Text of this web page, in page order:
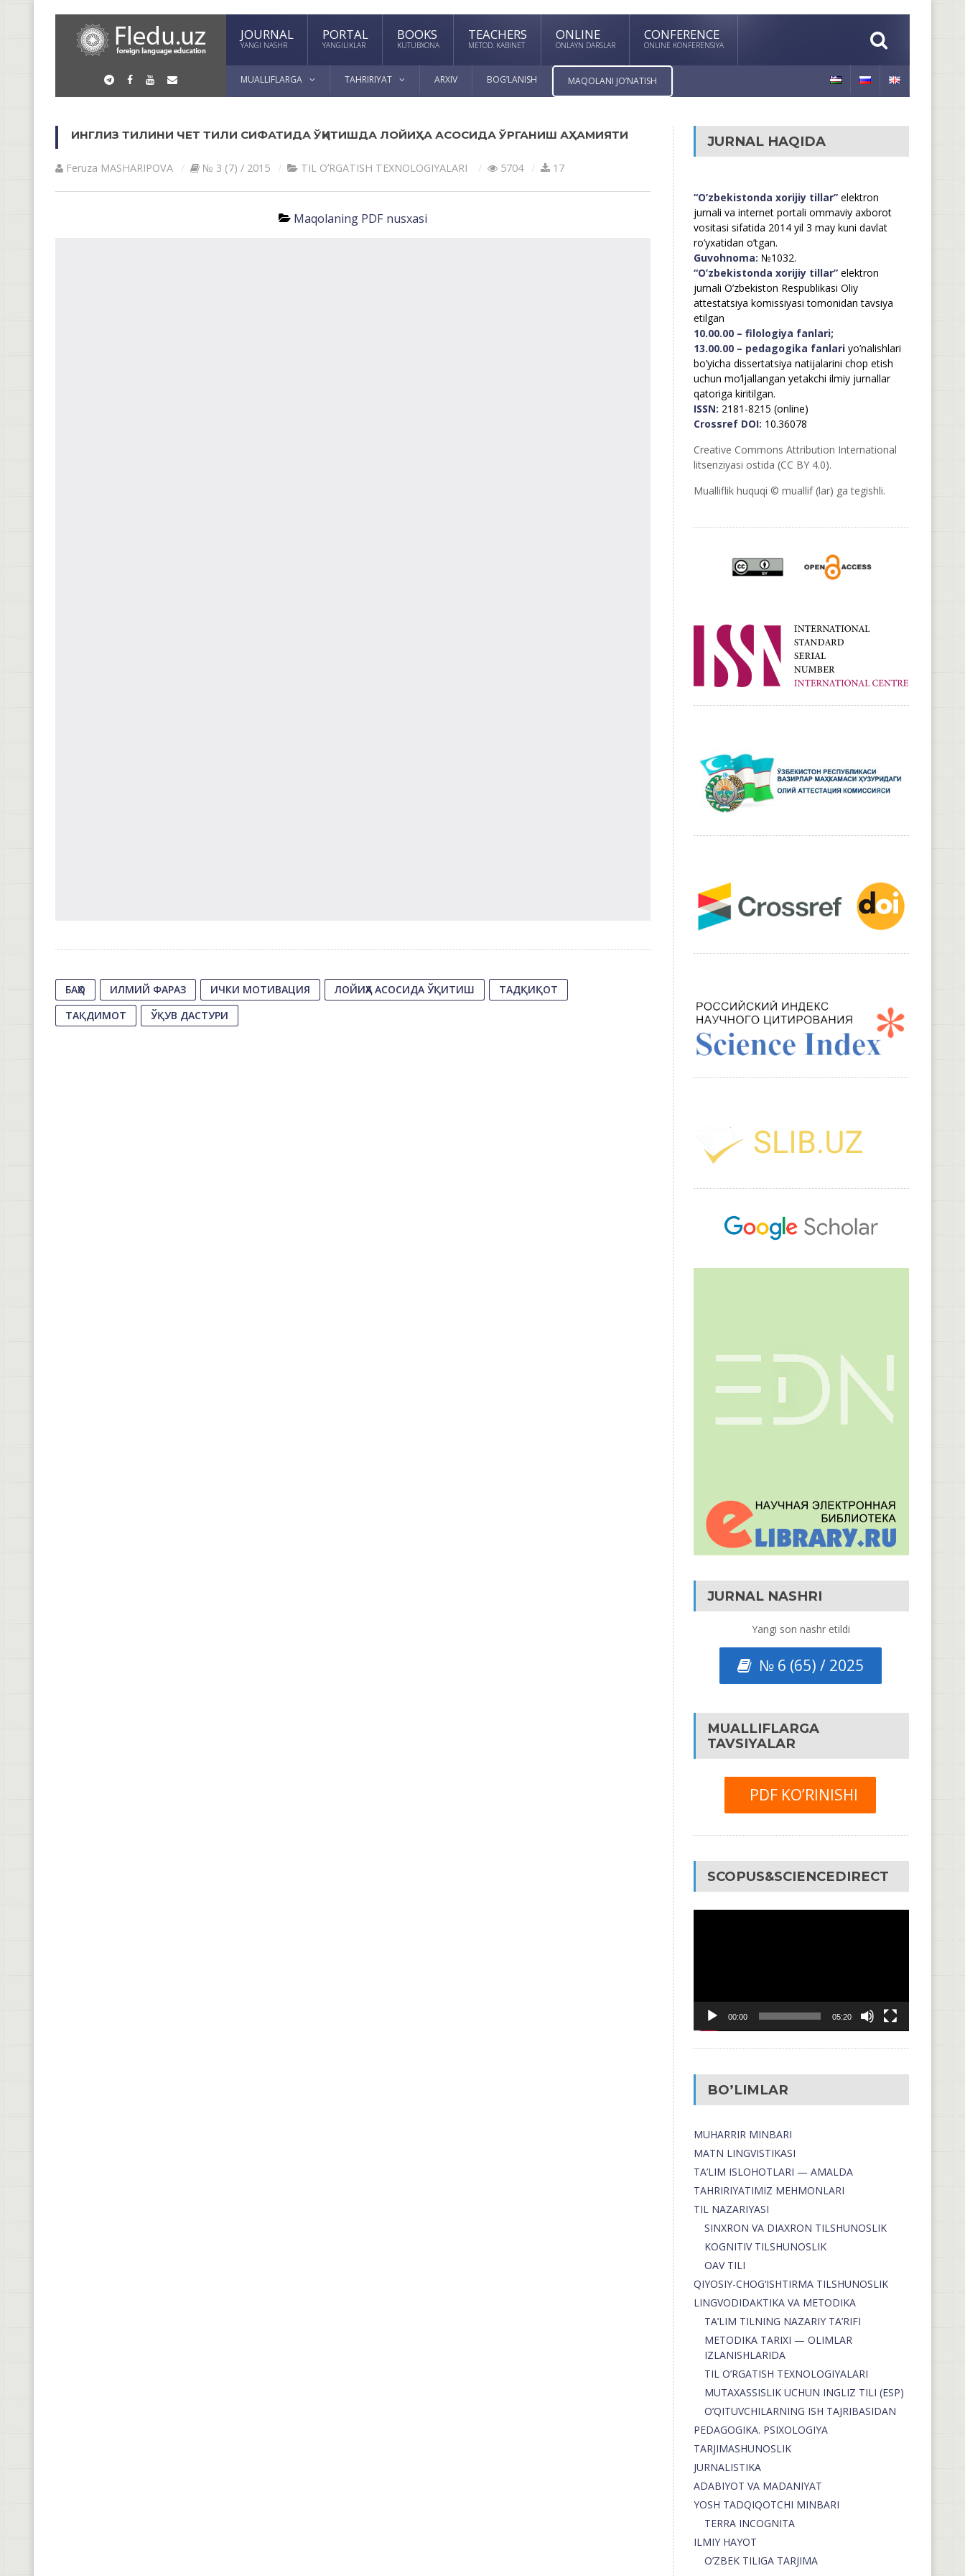
JOURNAL
YANGI NASHR
PORTAL
YANGILIKLAR
BOOKS
KUTUBXONA
TEACHERS
METOD. KABINET
ONLINE
ONLAYN DARSLAR
CONFERENCE
ONLINE KONFERENSIYA
MUALLIFLARGA TAHRIRIYAT ARXIV BOG’LANISH MAQOLANI JO’NATISH
ИНГЛИЗ ТИЛИНИ ЧЕТ ТИЛИ СИФАТИДА ЎҚИТИШДА ЛОЙИҲА АСОСИДА ЎРГАНИШ АҲАМИЯТИ
Feruza MАSHАRIPOVА № 3 (7) / 2015 TIL OʼRGАTISH TEXNOLOGIYALАRI 5704 17
Maqolaning PDF nusxasi
БАҲО ИЛМИЙ ФАРАЗ ИЧКИ МОТИВАЦИЯ ЛОЙИҲА АСОСИДА ЎҚИТИШ
ТАДҚИҚОТ
ТАҚДИМОТ
ЎҚУВ ДАСТУРИ
JURNAL HAQIDA
“O’zbekistonda xorijiy tillar”elektron
jurnali va internet portali ommaviy axborot
vositasi sifatida 2014 yil 3 may kuni davlat
ro’yxatidan o’tgan.
Guvohnoma: №1032.
“O’zbekistonda xorijiy tillar”elektron
jurnali O’zbekiston Respublikasi Oliy
attestatsiya komissiyasi tomonidan tavsiya
etilgan
10.00.00 – filologiya fanlari;
13.00.00 – pedagogika fanlariyo’nalishlari
bo’yicha dissertatsiya natijalarini chop etish
uchun mo’ljallangan yetakchi ilmiy jurnallar
qatoriga kiritilgan.
ISSN: 2181-8215 (online)
Crossref DOI: 10.36078
Creative Commons Attribution International
litsenziyasi ostida (CC BY 4.0).
Mualliflik huquqi © muallif (lar) ga tegishli.
JURNAL NASHRI
Yangi son nashr etildi
№ 6 (65) / 2025
MUALLIFLARGA
TAVSIYALAR
PDF KO’RINISHI
SCOPUS&SCIENCEDIRECT
00:00 05:20
BO’LIMLAR
MUHARRIR MINBARI
MATN LINGVISTIKASI
TA’LIM ISLOHOTLARI — AMALDA
TAHRIRIYATIMIZ MEHMONLARI
TIL NAZARIYASI
SINXRON VA DIAXRON TILSHUNOSLIK
KOGNITIV TILSHUNOSLIK
OAV TILI
QIYOSIY-CHOG‘ISHTIRMA TILSHUNOSLIK
LINGVODIDAKTIKA VA METODIKA
TA’LIM TILNING NAZARIY TA’RIFI
METODIKA TARIXI — OLIMLAR
IZLANISHLARIDA
TIL O’RGATISH TEXNOLOGIYALARI
MUTAXASSISLIK UCHUN INGLIZ TILI (ESP)
O’QITUVCHILARNING ISH TAJRIBASIDAN
PEDAGOGIKA. PSIXOLOGIYA
TARJIMASHUNOSLIK
JURNALISTIKA
ADABIYOT VA MADANIYAT
YOSH TADQIQOTCHI MINBARI
TERRA INCOGNITA
ILMIY HAYOT
O’ZBEK TILIGA TARJIMA